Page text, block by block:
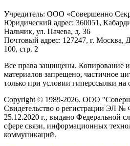
Учредитель: ООО «Совершенно
Юридический адрес: 360051,
Нальчик, ул. Пачева, д. 36
Почтовый адрес: 127247, г. Москва,
100, стр. 2
Все права защищены. Копирование и
материалов запрещено, частичное
только при условии гиперссылки на
Copyright © 1989-2026. ООО
Свидетельство о регистрации ЭЛ №
25.12.2020 г., выдано Федеральной
сфере связи, информационных
коммуникаций.